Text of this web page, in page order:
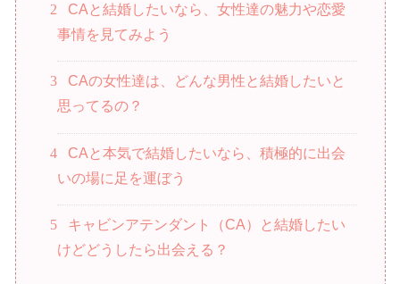
2
CAと結婚したいなら、女性達の魅力や恋愛
事情を見てみよう
3
CAの女性達は、どんな男性と結婚したいと
思ってるの？
4
CAと本気で結婚したいなら、積極的に出会
いの場に足を運ぼう
5
キャビンアテンダント（CA）と結婚したい
けどどうしたら出会える？